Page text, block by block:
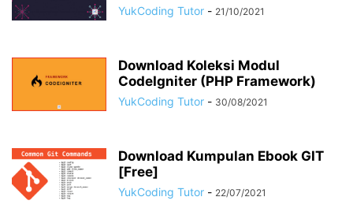
YukCoding Tutor - 21/10/2021
Download Koleksi Modul
CodeIgniter (PHP Framework)
YukCoding Tutor - 30/08/2021
Download Kumpulan Ebook GIT
[Free]
YukCoding Tutor - 22/07/2021